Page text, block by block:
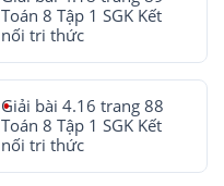
Toán 8 Tập 1 SGK Kết
nối tri thức
Giải bài 4.16 trang 88
Toán 8 Tập 1 SGK Kết
nối tri thức